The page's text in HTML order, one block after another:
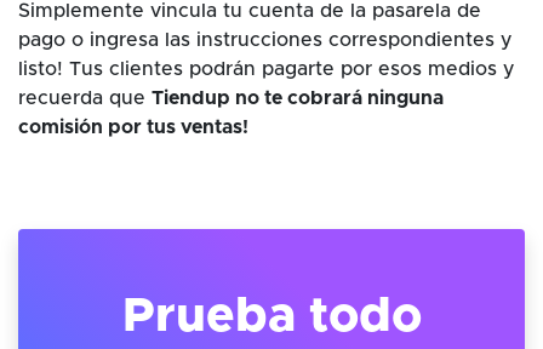
Simplemente vincula tu cuenta de la pasarela de
pago o ingresa las instrucciones correspondientes y
listo! Tus clientes podrán pagarte por esos medios y
recuerda que Tiendup no te cobrará ninguna
comisión por tus ventas!
Prueba todo